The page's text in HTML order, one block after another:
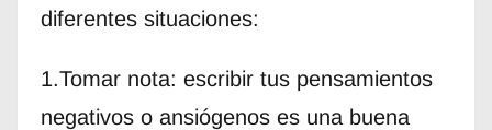
diferentes situaciones:
1.Tomar nota: escribir tus pensamientos
negativos o ansiógenos es una buena